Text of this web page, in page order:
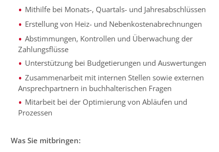
Mithilfe bei Monats-, Quartals- und Jahresabschlüssen
Erstellung von Heiz- und Nebenkostenabrechnungen
Abstimmungen, Kontrollen und Überwachung der
Zahlungsflüsse
Unterstützung bei Budgetierungen und Auswertungen
Zusammenarbeit mit internen Stellen sowie externen
Ansprechpartnern in buchhalterischen Fragen
Mitarbeit bei der Optimierung von Abläufen und
Prozessen
Was Sie mitbringen: